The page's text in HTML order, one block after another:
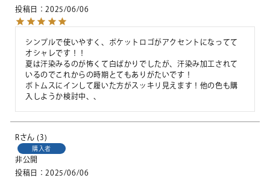
投稿日
2025/06/06
シンプルで使いやすく、ポケットロゴがアクセントになってて
オシャレです！！
夏は汗染みるのが怖くて白ばかりでしたが、汗染み加工されて
いるのでこれからの時期とてもありがたいです！
ボトムスにインして履いた方がスッキリ見えます！他の色も購
入しようか検討中、、
R 3
購入者
非公開
投稿日
2025/06/06